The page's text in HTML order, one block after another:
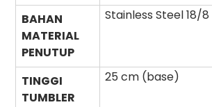
BAHAN
MATERIAL
PENUTUP
Stainless Steel 18/8
TINGGI
TUMBLER
25 cm (base)